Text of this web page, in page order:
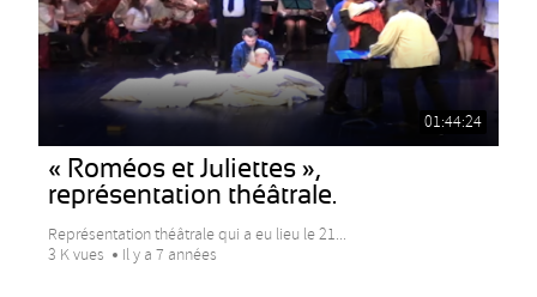
01:44:24
« Roméos et Juliettes »,
représentation théâtrale.
Représentation théâtrale qui a eu lieu le 21...
3 K vues
Il y a 7 années